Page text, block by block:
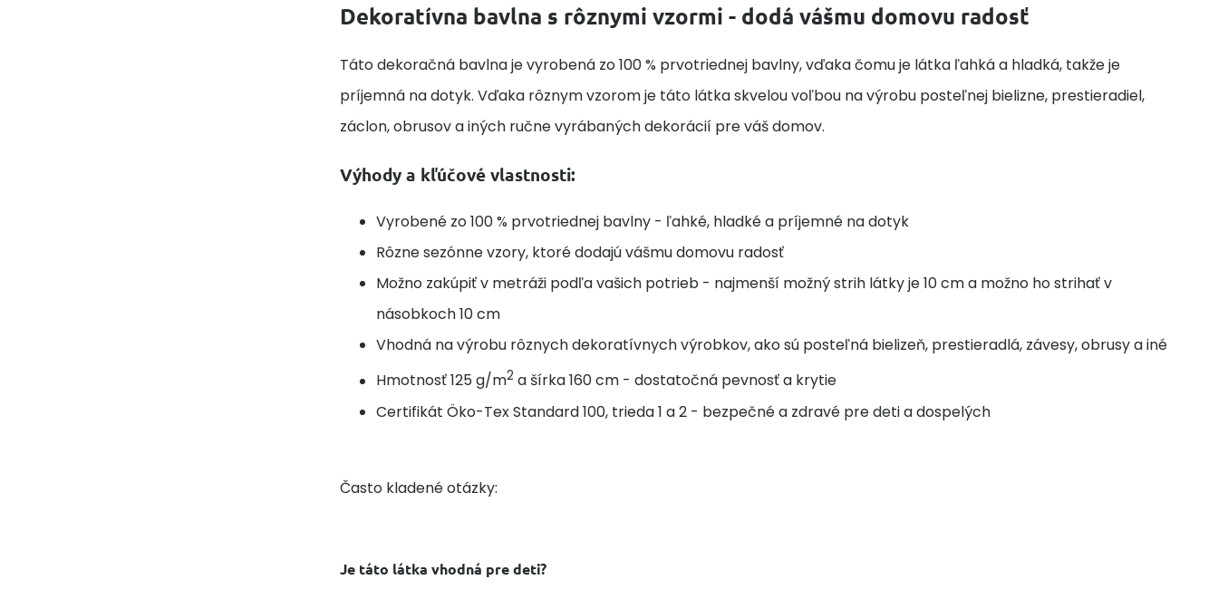
Dekoratívna bavlna s rôznymi vzormi - dodá vášmu domovu radosť
Táto dekoračná bavlna je vyrobená zo 100 % prvotriednej bavlny, vďaka čomu je látka ľahká a hladká, takže je
príjemná na dotyk. Vďaka rôznym vzorom je táto látka skvelou voľbou na výrobu posteľnej bielizne, prestieradiel,
záclon, obrusov a iných ručne vyrábaných dekorácií pre váš domov.
Výhody a kľúčové vlastnosti:
Vyrobené zo 100 % prvotriednej bavlny - ľahké, hladké a príjemné na dotyk
Rôzne sezónne vzory, ktoré dodajú vášmu domovu radosť
Možno zakúpiť v metráži podľa vašich potrieb - najmenší možný strih látky je 10 cm a možno ho strihať v
násobkoch 10 cm
Vhodná na výrobu rôznych dekoratívnych výrobkov, ako sú posteľná bielizeň, prestieradlá, závesy, obrusy a iné
Hmotnosť 125 g/m2 a šírka 160 cm - dostatočná pevnosť a krytie
Certifikát Öko-Tex Standard 100, trieda 1 a 2 - bezpečné a zdravé pre deti a dospelých
Často kladené otázky:
Je táto látka vhodná pre deti?